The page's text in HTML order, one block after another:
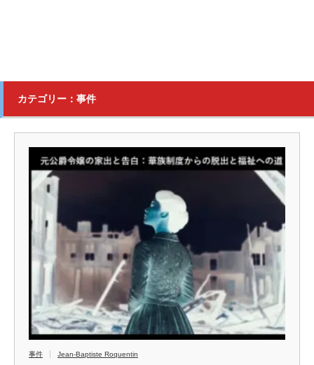
カテゴリー：事件
事件 Jean-Baptiste Roquentin